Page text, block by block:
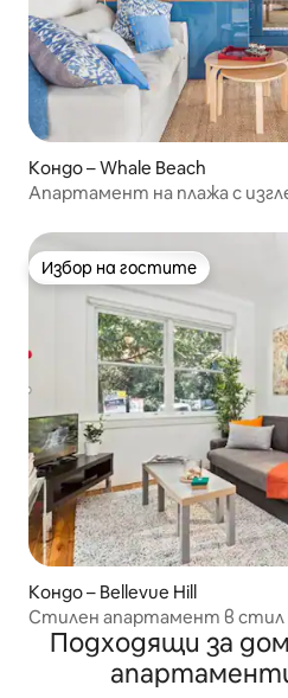
Кондо – Whale Beach
Апартамент на плажа с
Избор на гостите
Избор на гостите
Кондо – Bellevue Hill
Стилен апартамент в стил
Подходящи за